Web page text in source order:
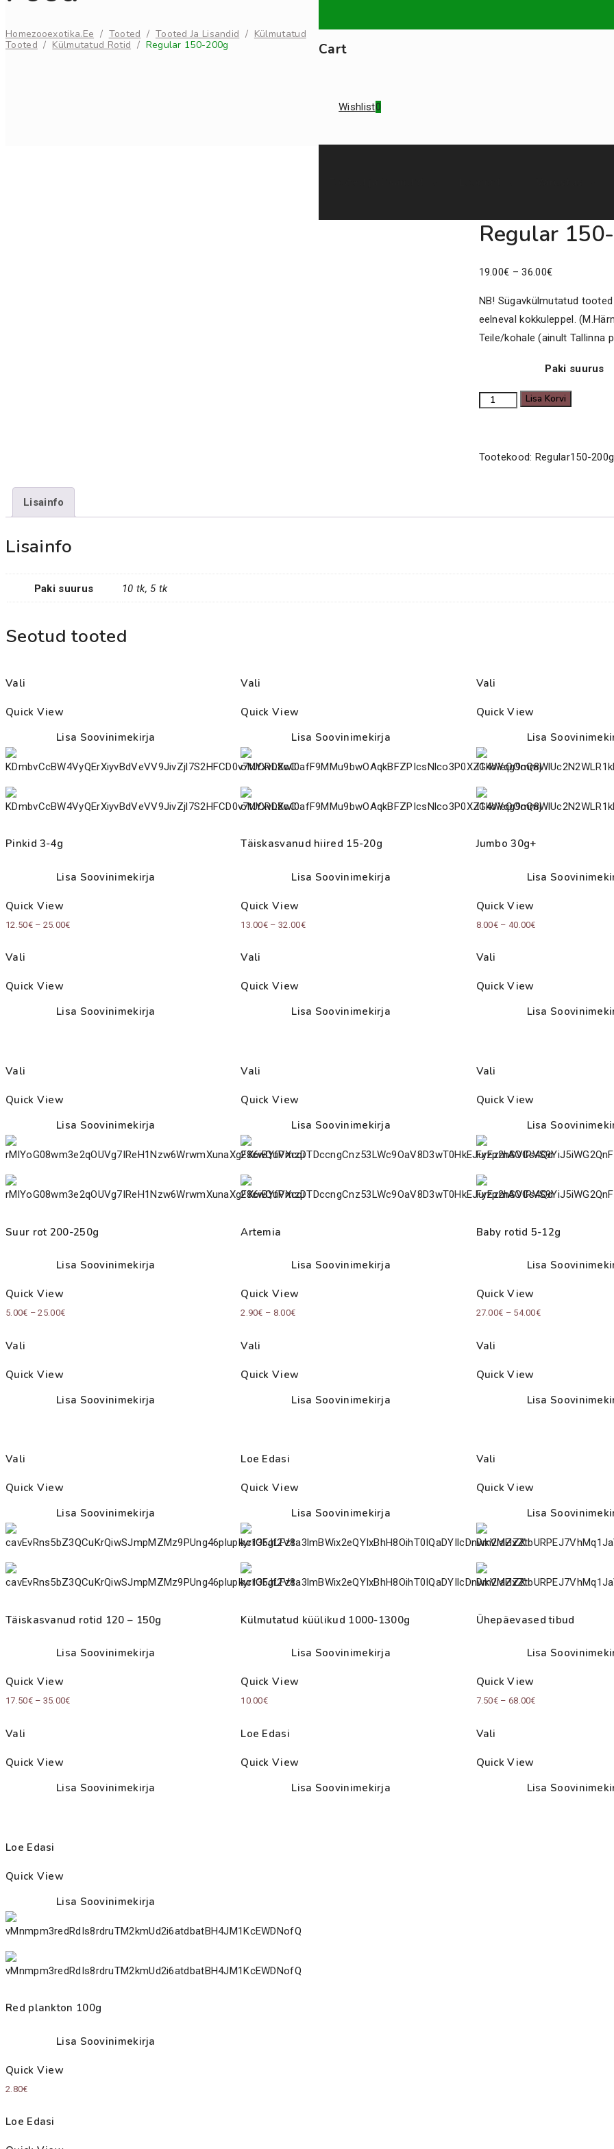
Cart
Wishlist0
HomeZooexotika.ee / Tooted / Tooted Ja Lisandid / Külmutatud
Tooted / Külmutatud Rotid / Regular 150-200g
Regular
19.00€ – 36.00€Price
through
NB! Sügavkülmutatud
eelneval kokkuleppel.
Teile/kohale (ainult Tallinna
Paki suurus
Regular
kogus
Lisa Korvi
Tootekood: Regular150-
Lisainfo
Lisainfo
Paki suurus 10 tk, 5 tk
Seotud tooted
Vali
Quick View
Lisa Soovinimekirja
Pinkid 3-4g
Lisa Soovinimekirja
Quick View
12.50€ – 25.00€Price
Vali
Quick View
Lisa Soovinimekirja
Vali
Quick View
Lisa Soovinimekirja
Täiskasvanud hiired 15-20g
Lisa Soovinimekirja
Quick View
13.00€ – 32.00€Price
Vali
Quick View
Lisa Soovinimekirja
Vali
Quick View
Lisa
Jumbo 30g+
Lisa
Quick View
8.00€ – 40.00€Price
Vali
Quick View
Lisa
Vali
Quick View
Lisa Soovinimekirja
Suur rot 200-250g
Lisa Soovinimekirja
Quick View
5.00€ – 25.00€Price
Vali
Quick View
Lisa Soovinimekirja
Vali
Quick View
Lisa Soovinimekirja
Artemia
Lisa Soovinimekirja
Quick View
2.90€ – 8.00€Price
Vali
Quick View
Lisa Soovinimekirja
Vali
Quick View
Lisa
Baby rotid 5-12g
Lisa
Quick View
27.00€ – 54.00€Price
Vali
Quick View
Lisa
Vali
Quick View
Lisa Soovinimekirja
Täiskasvanud rotid 120 – 150g
Lisa Soovinimekirja
Quick View
17.50€ – 35.00€Price
Vali
Quick View
Lisa Soovinimekirja
Loe Edasi
Quick View
Lisa Soovinimekirja
Külmutatud küülikud 1000-1300g
Lisa Soovinimekirja
Quick View
10.00€
Loe Edasi
Quick View
Lisa Soovinimekirja
Vali
Quick View
Lisa
Ühepäevased tibud
Lisa
Quick View
7.50€ – 68.00€Price
Vali
Quick View
Lisa
Loe Edasi
Quick View
Lisa Soovinimekirja
Red plankton 100g
Lisa Soovinimekirja
Quick View
2.80€
Loe Edasi